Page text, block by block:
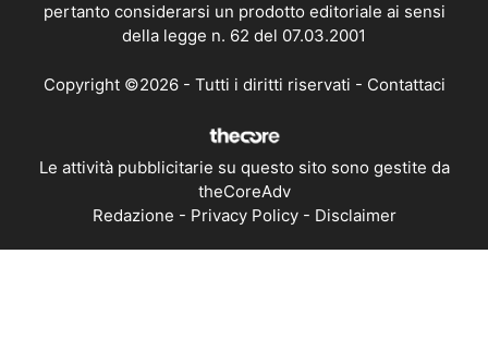
pertanto considerarsi un prodotto editoriale ai sensi
della legge n. 62 del 07.03.2001
Copyright ©2026 - Tutti i diritti riservati - Contattaci
Le attività pubblicitarie su questo sito sono gestite da
theCoreAdv
Redazione - Privacy Policy- Disclaimer